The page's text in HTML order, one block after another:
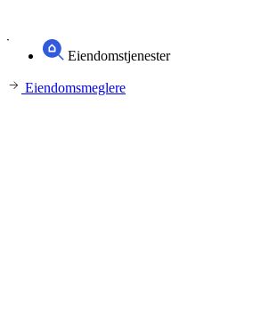
Eiendomstjenester
Eiendomsmeglere